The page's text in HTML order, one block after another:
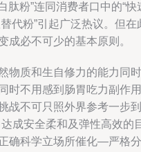
肽粉”连同消费者口中的“快
代粉”引起广泛热议。但在
成必不可少的基本原则。
物质和生自修力的能力同时
时不用感到肠胃吃力副作用
战不可只照外界参考一步到
成安全柔和及弹性高效的
确科学立场所催化—严格分